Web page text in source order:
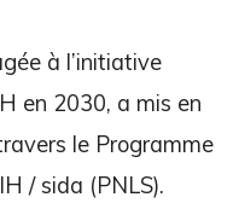
à l’initiative
en 2030, a mis en
le Programme
/ sida (PNLS).